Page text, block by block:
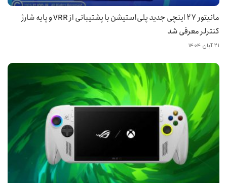
مانیتور ۲۷ اینچی جدید پلی‌استیشن با پشتیبانی از VRR و پایه شارژ
کنترلر معرفی شد
۲۱ آبان ۱۴۰۴